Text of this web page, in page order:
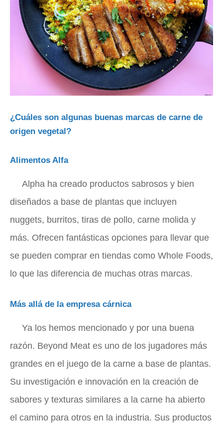
¿Cuáles son algunas buenas marcas de carne de
origen vegetal?
Alimentos Alfa
Alpha ha creado productos sabrosos y bien
diseñados a base de plantas que incluyen
nuggets, burritos, tiras de pollo, carne molida y
más. Ofrecen fantásticas opciones para llevar que
se pueden comprar en tiendas como Whole Foods,
lo que las diferencia de muchas otras marcas.
Más allá de la empresa cárnica
Ya los hemos mencionado y por una buena
razón. Beyond Meat es uno de los jugadores más
grandes en el juego de la carne a base de plantas.
Su investigación e innovación en la creación de
sabores y texturas similares a la carne ha abierto
el camino para otros en la industria. Sus productos